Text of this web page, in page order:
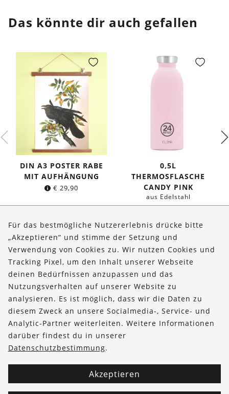
Das könnte dir auch gefallen
DIN A3 POSTER RABE
MIT AUFHÄNGUNG
€ 29,90
0,5L
THERMOSFLASCHE
CANDY PINK
aus Edelstahl
€34,95Ursprünglicher
€29,95
Über uns
Bestellungen
Kontakt & Hilfe
FOLLOW US
Für das bestmögliche Nutzererlebnis drücke bitte
„Akzeptieren“ und stimme der Setzung und
Verwendung von Cookies zu. Wir nutzen Cookies und
Tracking Pixel, um den Inhalt unserer Webseite
deinen Bedürfnissen anzupassen und das
Nutzungsverhalten auf unserer Website zu
analysieren. Es ist möglich, dass wir die Daten zu
diesem Zweck an unsere Socialmedia-, Service- und
Analytic-Partner weiterleiten. Weitere Informationen
darüber findest du in unserer
Datenschutzbestimmung.
Akzeptieren